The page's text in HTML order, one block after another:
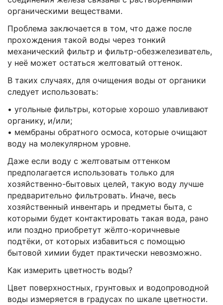
органическими веществами.
Проблема заключается в том, что даже после
прохождения такой воды через тонкий
механический фильтр и фильтр-обезжелезиватель,
у неё может остаться желтоватый оттенок.
В таких случаях, для очищения воды от органики
следует использовать:
• угольные фильтры, которые хорошо улавливают
органику, и/или;
• мембраны обратного осмоса, которые очищают
воду на молекулярном уровне.
Даже если воду с желтоватым оттенком
предполагается использовать только для
хозяйственно-бытовых целей, такую воду лучше
предварительно фильтровать. Иначе, весь
хозяйственный инвентарь и предметы быта, с
которыми будет контактировать такая вода, рано
или поздно приобретут жёлто-коричневые
подтёки, от которых избавиться с помощью
бытовой химии будет практически невозможно.
Как измерить цветность воды?
Цвет поверхностных, грунтовых и водопроводной
воды измеряется в градусах по шкале цветности.